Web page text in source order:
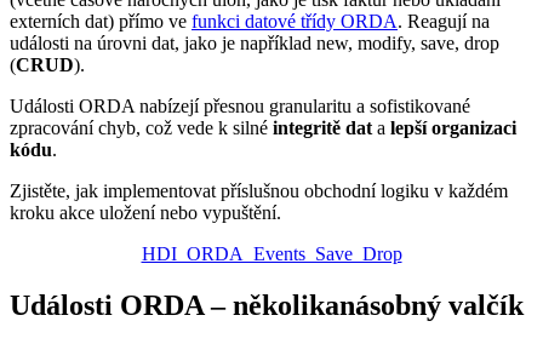
externích dat) přímo ve funkci datové třídy ORDA. Reagují na
události na úrovni dat, jako je například new, modify, save, drop
(CRUD).
Události ORDA nabízejí přesnou granularitu a sofistikované
zpracování chyb, což vede k silné integritě dat a lepší organizaci
kódu.
Zjistěte, jak implementovat příslušnou obchodní logiku v každém
kroku akce uložení nebo vypuštění.
HDI_ORDA_Events_Save_Drop
Události ORDA – několikanásobný valčík